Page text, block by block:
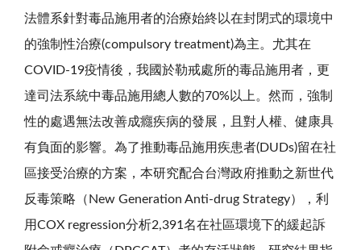
法體系針對毒品施用者的治療始終以在封閉式的環境中
的強制性治療(compulsory treatment)為主。尤其在
COVID-19疫情後，我國於勒戒處所的毒品施用者，更
達司法系統中毒品施用總人數的70% 以上。然而，強制
性的處遇無法改善成癮疾病的發展，且對人權、健康具
有負面的影響。為了推動毒品施用疾患者(DUDs)留在社
區接受治療的方案，本研究配合台灣政府推動之新世代
反毒策略 （New Generation Anti-drug Strategy）
，利
用COX regression分析2,391 名在社區環境下的緩起訴